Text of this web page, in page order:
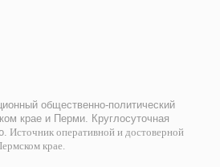
общественно-политический
крае и Перми. Круглосуточная
Источник оперативной и достоверной
крае.